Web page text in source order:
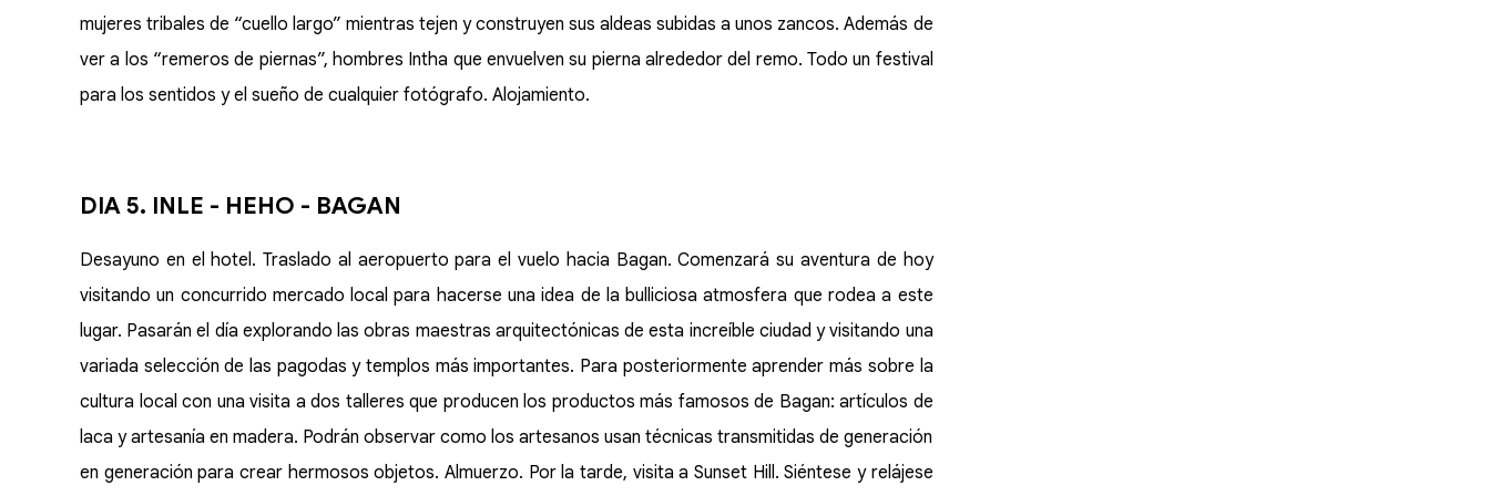
mujeres tribales de “cuello largo” mientras tejen y construyen sus aldeas subidas a unos zancos. Además de
ver a los “remeros de piernas”, hombres Intha que envuelven su pierna alrededor del remo. Todo un festival
para los sentidos y el sueño de cualquier fotógrafo. Alojamiento.
DIA 5. INLE - HEHO - BAGAN
Desayuno en el hotel. Traslado al aeropuerto para el vuelo hacia Bagan. Comenzará su aventura de hoy
visitando un concurrido mercado local para hacerse una idea de la bulliciosa atmosfera que rodea a este
lugar. Pasarán el día explorando las obras maestras arquitectónicas de esta increíble ciudad y visitando una
variada selección de las pagodas y templos más importantes. Para posteriormente aprender más sobre la
cultura local con una visita a dos talleres que producen los productos más famosos de Bagan: artículos de
laca y artesanía en madera. Podrán observar como los artesanos usan técnicas transmitidas de generación
en generación para crear hermosos objetos. Almuerzo. Por la tarde, visita a Sunset Hill. Siéntese y relájese